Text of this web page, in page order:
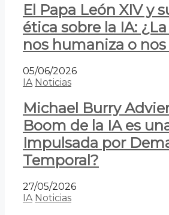
El Papa León XIV y
ética sobre la IA:
nos humaniza o
05/06/2026
IA Noticias
Michael Burry
Boom de la IA es
Impulsada por
Temporal?
27/05/2026
IA Noticias